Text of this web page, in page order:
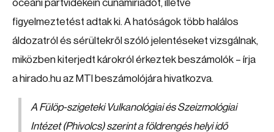
óceáni partvidékein cunamiriadót, illetve
figyelmeztetést adtak ki. A hatóságok több halálos
áldozatról és sérültekről szóló jelentéseket vizsgálnak,
miközben kiterjedt károkról érkeztek beszámolók – írja
a hirado.hu az MTI beszámolójára hivatkozva.
A Fülöp-szigeteki Vulkanológiai és Szeizmológiai
Intézet (Phivolcs) szerint a földrengés helyi idő